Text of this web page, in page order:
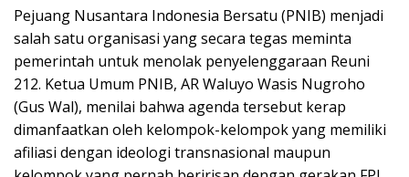
Pejuang Nusantara Indonesia Bersatu (PNIB) menjadi
salah satu organisasi yang secara tegas meminta
pemerintah untuk menolak penyelenggaraan Reuni
212. Ketua Umum PNIB, AR Waluyo Wasis Nugroho
(Gus Wal), menilai bahwa agenda tersebut kerap
dimanfaatkan oleh kelompok-kelompok yang memiliki
afiliasi dengan ideologi transnasional maupun